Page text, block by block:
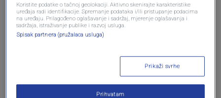
Koristite podatke o tačnoj geolokaciji. Aktivno skenirajte karakteristike
uređaja radi identifikacije. Spremanje podataka i/ili pristupanje podacima
na uređaju. Prilagođeno oglašavanje i sadržaj, mjerenje oglašavanja i
sadržaja, istraživanje publike i razvoj usluga.
Spisak partnera (pružalaca usluga)
Prikaži svrhe
Prihvatam